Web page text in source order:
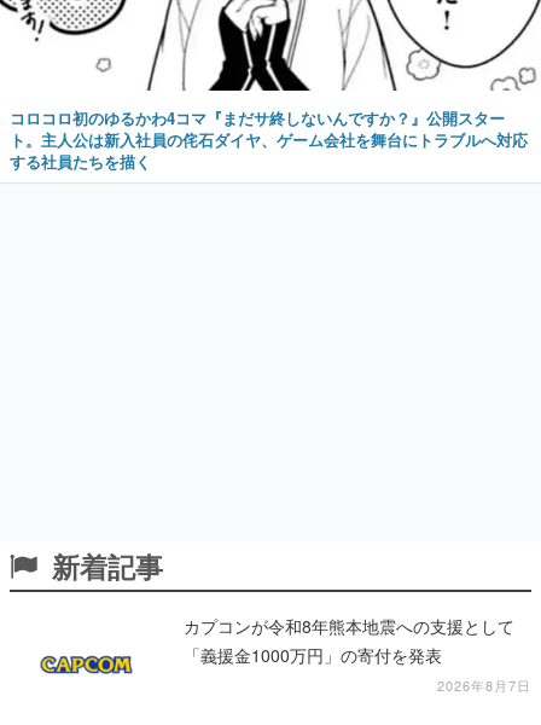
コロコロ初のゆるかわ4コマ『まだサ終しないんですか？』公開スター
ト。主人公は新入社員の侘石ダイヤ、ゲーム会社を舞台にトラブルへ対応
する社員たちを描く
新着記事
カプコンが令和8年熊本地震への支援として
「義援金1000万円」の寄付を発表
2026年8月7日